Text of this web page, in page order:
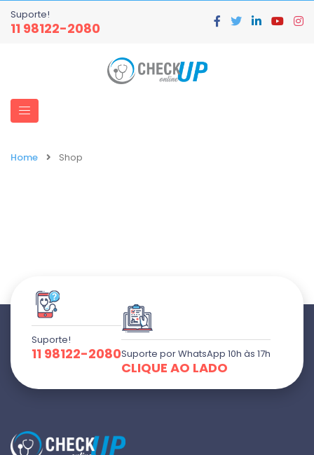
Suporte!
11 98122-2080
Home Shop
Suporte!
11 98122-2080Suporte por WhatsApp 10h às 17h
CLIQUE AO LADO